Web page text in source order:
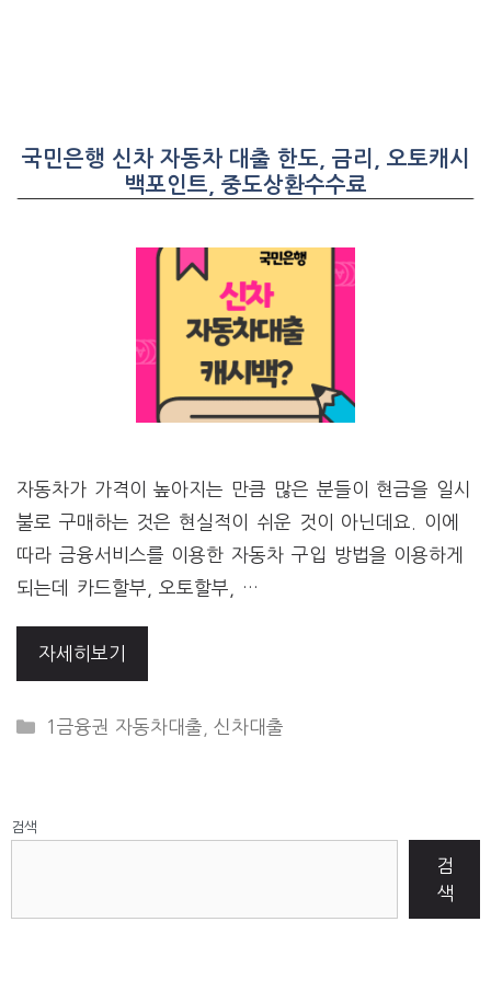
국민은행 신차 자동차 대출 한도, 금리, 오토캐시
백포인트, 중도상환수수료
자동차가 가격이 높아지는 만큼 많은 분들이 현금을 일시
불로 구매하는 것은 현실적이 쉬운 것이 아닌데요. 이에
따라 금융서비스를 이용한 자동차 구입 방법을 이용하게
되는데 카드할부, 오토할부, …
자세히보기
CATEGORIES
1금융권 자동차대출 ,신차대출
검색
검
색